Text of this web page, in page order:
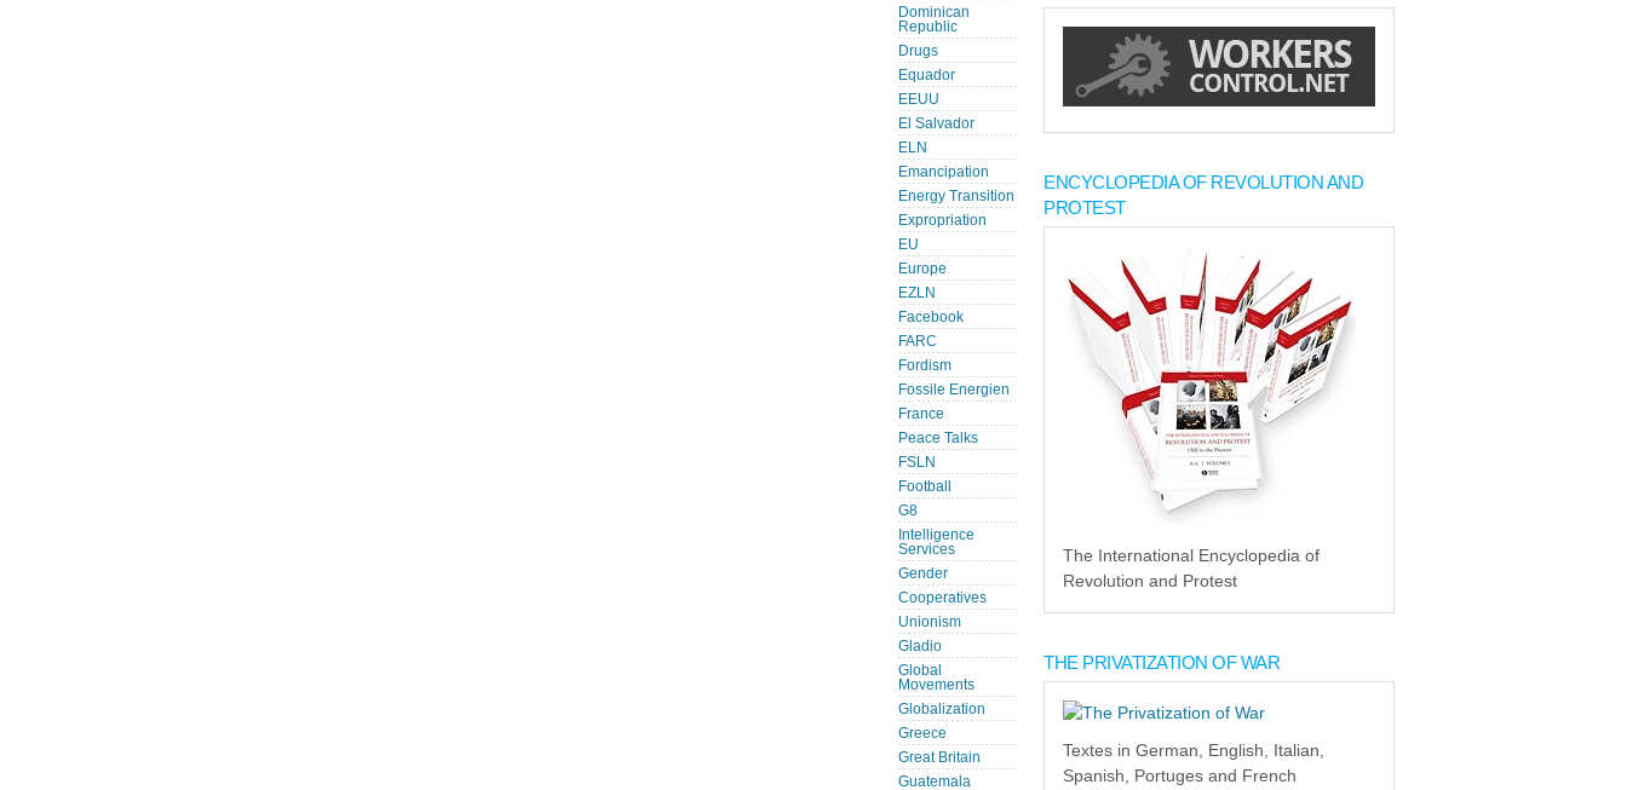
Dominican
Republic
Drugs
Equador
EEUU
El Salvador
ELN
Emancipation
Energy Transition
Expropriation
EU
Europe
EZLN
Facebook
FARC
Fordism
Fossile Energien
France
Peace Talks
FSLN
Football
G8
Intelligence
Services
Gender
Cooperatives
Unionism
Gladio
Global
Movements
Globalization
Greece
Great Britain
Guatemala
ENCYCLOPEDIA OF REVOLUTION AND
PROTEST
The International Encyclopedia of
Revolution and Protest
THE PRIVATIZATION OF WAR
Textes in German, English, Italian,
Spanish, Portuges and French